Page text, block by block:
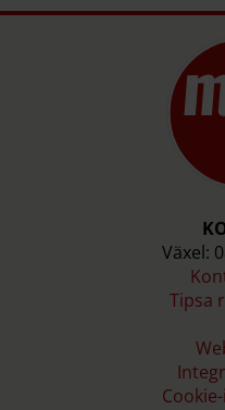
Växel:
Tipsa